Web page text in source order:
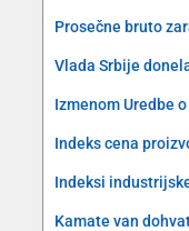
Prosečne bruto
Vlada Srbije
Izmenom Uredbe
Indeks cena
Indeksi
Kamate van